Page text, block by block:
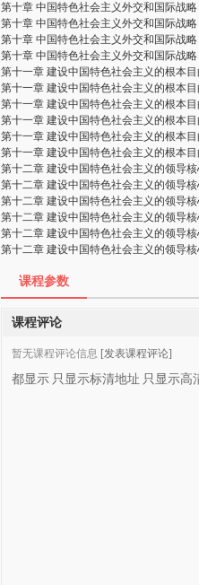
第十章 中国特色社会主义外交和国际战略
第十章 中国特色社会主义外交和国际战略
第十章 中国特色社会主义外交和国际战略
第十章 中国特色社会主义外交和国际战略
第十一章 建设中国特色社会主义的根本
第十一章 建设中国特色社会主义的根本
第十一章 建设中国特色社会主义的根本
第十一章 建设中国特色社会主义的根本
第十一章 建设中国特色社会主义的根本
第十一章 建设中国特色社会主义的根本
第十二章 建设中国特色社会主义的领导
第十二章 建设中国特色社会主义的领导
第十二章 建设中国特色社会主义的领导
第十二章 建设中国特色社会主义的领导
第十二章 建设中国特色社会主义的领导
第十二章 建设中国特色社会主义的领导
课程参数
课程评论
暂无课程评论信息 [发表课程评论]
都显示 只显示标清地址 只显示高